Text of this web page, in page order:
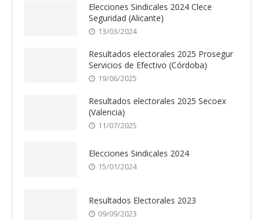
Elecciones Sindicales 2024 Clece
Seguridad (Alicante)
13/03/2024
Resultados electorales 2025 Prosegur
Servicios de Efectivo (Córdoba)
19/06/2025
Resultados electorales 2025 Secoex
(Valencia)
11/07/2025
Elecciones Sindicales 2024
15/01/2024
Resultados Electorales 2023
09/09/2023